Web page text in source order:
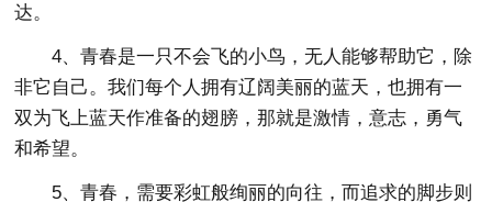
达。
4、青春是一只不会飞的小鸟，无人能够帮助它，除
非它自己。我们每个人拥有辽阔美丽的蓝天，也拥有一
双为飞上蓝天作准备的翅膀，那就是激情，意志，勇气
和希望。
5、青春，需要彩虹般绚丽的向往，而追求的脚步则